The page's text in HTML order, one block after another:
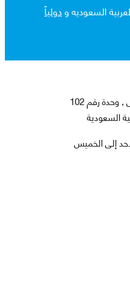
السعوديه ودولياً